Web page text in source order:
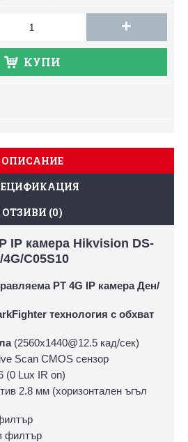
+
КУПИ
ОПИСАНИЕ
ОТЗИВИ (0)
IP камера Hikvision DS-
C05S10
PT 4G IP камера Ден/
технология с обхват
(2560x1440@12.5 кад/сек)
Scan CMOS сензор
(0 Lux IR on)
2.8 мм (хоризонтален ъгъл
филтър